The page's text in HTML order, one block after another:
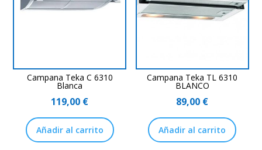
Campana Teka C 6310
Blanca
119,00 €
Añadir al carrito
Campana Teka TL 6310
BLANCO
89,00 €
Añadir al carrito